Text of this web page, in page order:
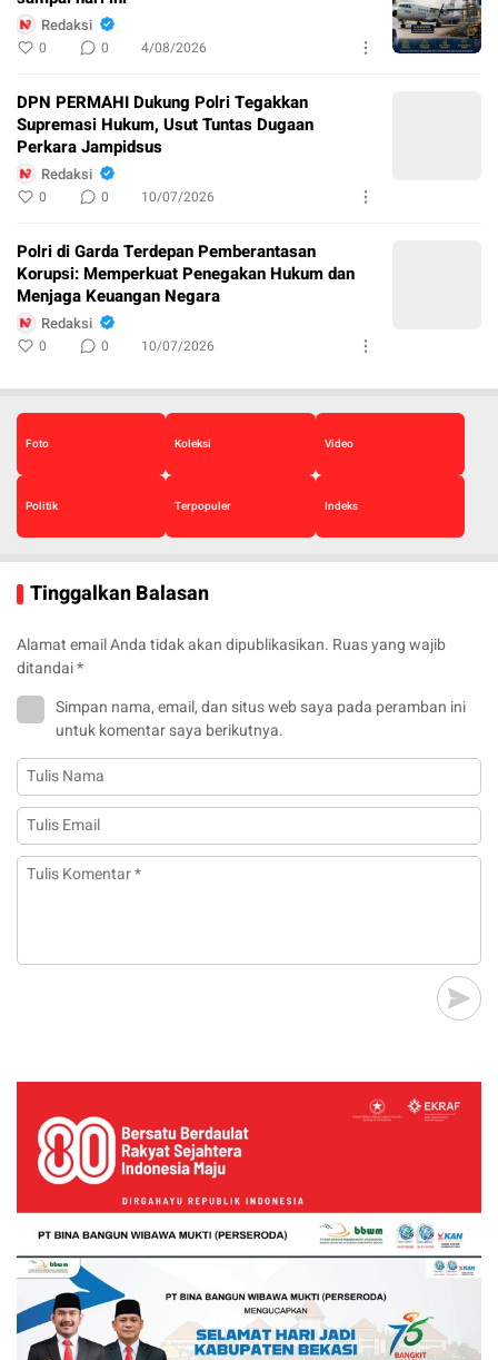
Redaksi
0 0 4/08/2026
DPN PERMAHI Dukung Polri Tegakkan
Supremasi Hukum, Usut Tuntas Dugaan
Perkara Jampidsus
Redaksi
0 0 10/07/2026
Polri di Garda Terdepan Pemberantasan
Korupsi: Memperkuat Penegakan Hukum dan
Menjaga Keuangan Negara
Redaksi
0 0 10/07/2026
Foto Koleksi Video
Politik Terpopuler Indeks
Tinggalkan Balasan
Alamat email Anda tidak akan dipublikasikan. Ruas yang wajib
ditandai*
Simpan nama, email, dan situs web saya pada peramban ini
untuk komentar saya berikutnya.